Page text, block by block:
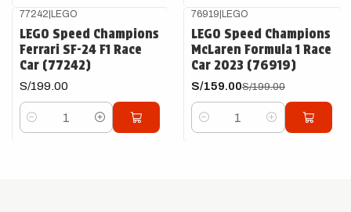
77242|LEGO
LEGO Speed Champions
Ferrari SF-24 F1 Race
Car (77242)
S/199.00
Cantidad
76919|LEGO
LEGO Speed Champions
McLaren Formula 1 Race
Car 2023 (76919)
S/159.00S/199.00
Cantidad